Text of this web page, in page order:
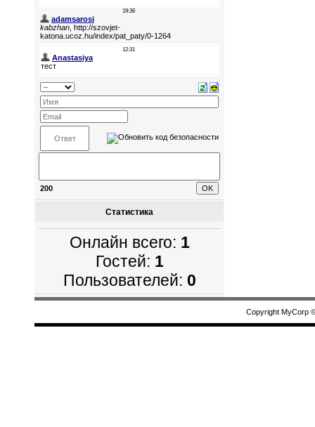
200
Статистика
Онлайн всего: 1
Гостей: 1
Пользователей: 0
Copyright MyCorp